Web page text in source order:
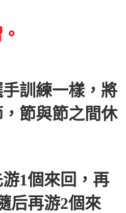
訓練一樣，將
節與節之間休
1個來回，再
后再游2個來